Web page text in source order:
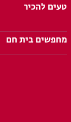
טעים להכיר
מחפשים בית חם